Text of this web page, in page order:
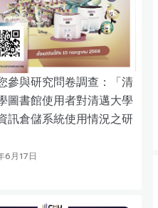
參與研究問卷調查：「清
圖書館使用者對清邁大學
訊倉儲系統使用情況之研
6月17日